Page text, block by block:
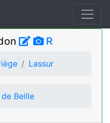
R
Lassur
Beille